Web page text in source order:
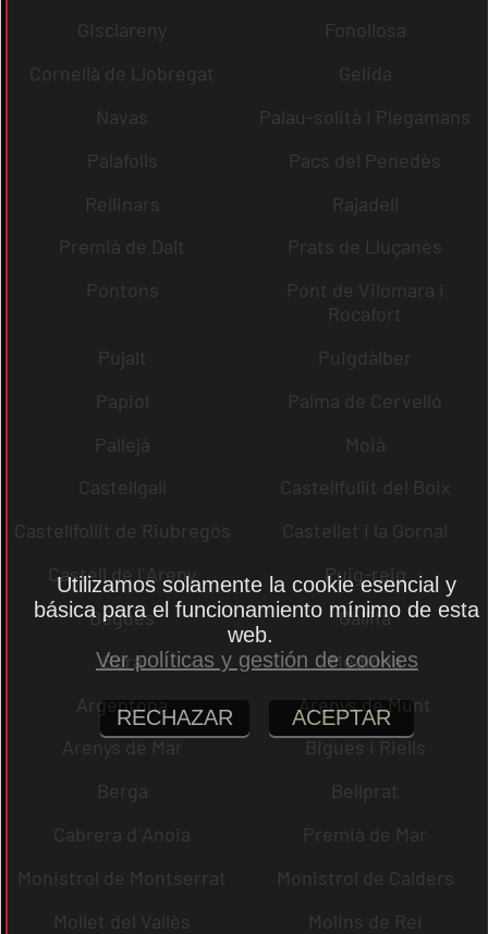
Gisclareny
Fonollosa
Cornellà de Llobregat
Gelida
Navas
Palau-solità i Plegamans
Palafolls
Pacs del Penedès
Rellinars
Rajadell
Premià de Dalt
Prats de Lluçanès
Pontons
Pont de Vilomara i
Rocafort
Pujalt
Puigdàlber
Papiol
Palma de Cervelló
Pallejà
Moià
Castellgalí
Castellfullit del Boix
Castellfollit de Riubregós
Castellet i la Gornal
Castell de l´Areny
Puig-reig
Begues
Gallifa
Sora
Mediona
Argentona
Arenys de Munt
Arenys de Mar
Bigues i Riells
Berga
Bellprat
Cabrera d´Anoia
Premià de Mar
Monistrol de Montserrat
Monistrol de Calders
Mollet del Vallès
Molins de Rei
Utilizamos solamente la cookie esencial y
básica para el funcionamiento mínimo de esta
web.
Ver políticas y gestión de cookies
RECHAZAR ACEPTAR